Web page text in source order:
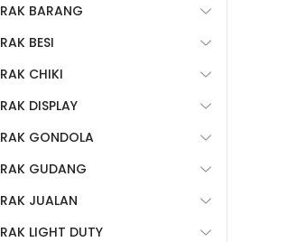
RAK BARANG
RAK BESI
RAK CHIKI
RAK DISPLAY
RAK GONDOLA
RAK GUDANG
RAK JUALAN
RAK LIGHT DUTY